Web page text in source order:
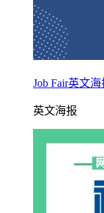
Job Fair英文海
英文海报